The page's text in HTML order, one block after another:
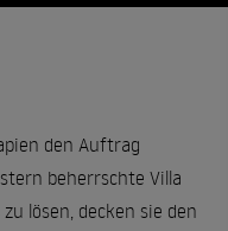
den Auftrag
beherrschte Villa
lösen, decken sie den